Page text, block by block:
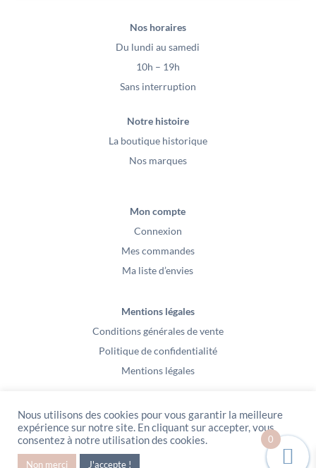
Nos horaires
Du lundi au samedi
10h – 19h
Sans interruption
Notre histoire
La boutique historique
Nos marques
Mon compte
Connexion
Mes commandes
Ma liste d’envies
Mentions légales
Conditions générales de vente
Politique de confidentialité
Mentions légales
PeeKaBoo / Sarl Gablia au capital de 10 000 euros – Av Ernest Cristal 63
Nous utilisons des cookies pour vous garantir la meilleure
expérience sur notre site. En cliquant sur accepter, vous
consentez à notre utilisation des cookies.
Non merci J'accepte !
0